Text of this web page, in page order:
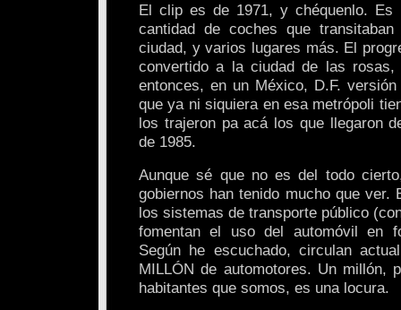
El clip es de 1971, y chéquenlo. Es
cantidad de coches que
ciudad, y varios lugares más. El
convertido a la ciudad de las
entonces, en un México, D.F.
que ya ni siquiera en esa metrópoli
los trajeron pa acá los que llegaron
de 1985.
Aunque sé que no es del todo
gobiernos han tenido mucho que ver.
los sistemas de transporte público
fomentan el uso del automóvil en
Según he escuchado, circulan
MILLÓN de automotores. Un millón,
habitantes que somos, es una locura.